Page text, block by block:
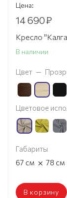
Цена:
14 690₽
Кресло
В наличии
Цвет —
Цветовое
Габариты
67 см × 78 см
В корзину